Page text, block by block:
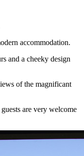
accommodation.
and a cheeky design
of the magnificant
are very welcome